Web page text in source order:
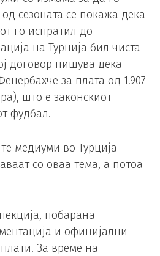
сезоната се покажа дека
го испратил до
на Турција бил чиста
договор пишува дека
за плата од 1.907
што е законскиот
фудбал.
медиуми во Турција
со оваа тема, а потоа
побарана
и официјални
За време на